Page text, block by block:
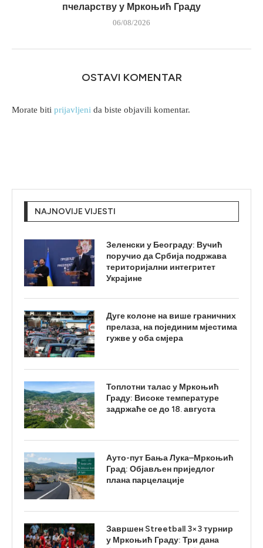
пчеларству у Мркоњић Граду
06/08/2026
OSTAVI KOMENTAR
Morate biti prijavljeni da biste objavili komentar.
NAJNOVIJE VIJESTI
Зеленски у Београду: Вучић
поручио да Србија подржава
територијални интегритет
Украјине
Дуге колоне на више граничних
прелаза, на појединим мјестима
гужве у оба смјера
Топлотни талас у Мркоњић
Граду: Високе температуре
задржаће се до 18. августа
Ауто-пут Бања Лука–Мркоњић
Град: Објављен приједлог
плана парцелације
Завршен Streetball 3×3 турнир
у Мркоњић Граду: Три дана